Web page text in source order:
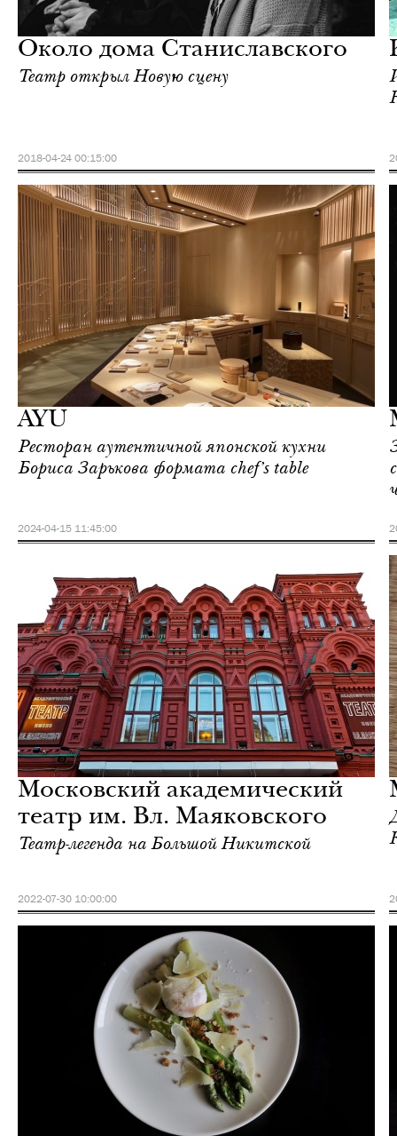
Около дома Станиславского
Театр открыл Новую сцену
2018-04-24 00:15:00
AYU
Ресторан аутентичной японской кухни
Бориса Зарькова формата chef’s table
2024-04-15 11:45:00
Московский академический
театр им. Вл. Маяковского
Театр-легенда на Большой Никитской
2022-07-30 10:00:00
жизнь